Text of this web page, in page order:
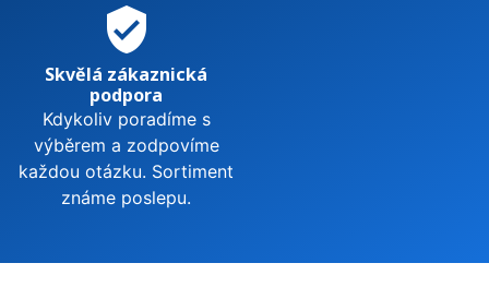
verified_user
Skvělá zákaznická
podpora
Kdykoliv poradíme s
výběrem a zodpovíme
každou otázku. Sortiment
známe poslepu.